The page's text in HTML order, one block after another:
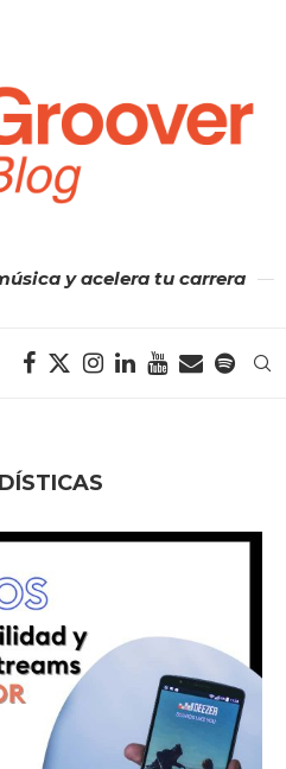
y acelera tu carrera